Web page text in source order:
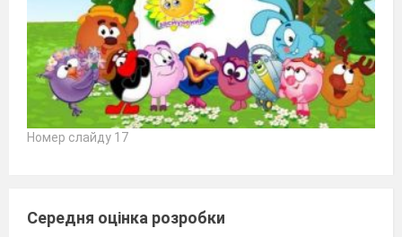
Номер слайду 17
Середня оцінка розробки